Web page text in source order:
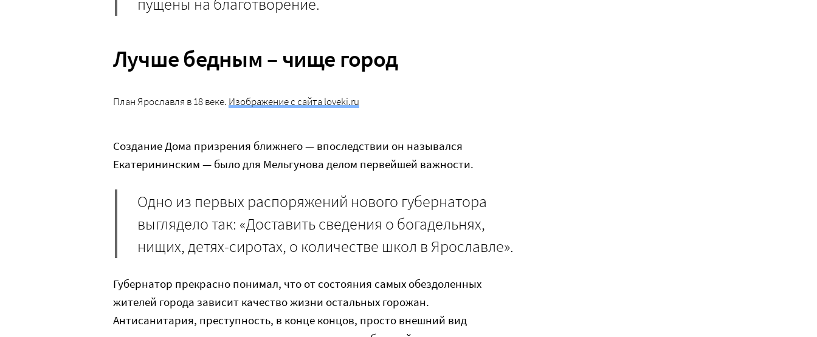
пущены на благотворение.
Лучше бедным – чище город
План Ярославля в 18 веке. Изображение с сайта loveki.ru
Создание Дома призрения ближнего — впоследствии он назывался
Екатерининским — было для Мельгунова делом первейшей важности.
Одно из первых распоряжений нового губернатора
выглядело так: «Доставить сведения о богадельнях,
нищих, детях-сиротах, о количестве школ в Ярославле».
Губернатор прекрасно понимал, что от состояния самых обездоленных
жителей города зависит качество жизни остальных горожан.
Антисанитария, преступность, в конце концов, просто внешний вид